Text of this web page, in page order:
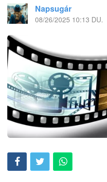
Napsugár
08/26/2025 10:13 DU.